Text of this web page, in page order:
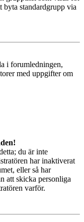
standardgrupp via
i forumledningen,
med uppgifter om
du är inte
har inaktiverat
eller så har
att skicka personliga
varför.